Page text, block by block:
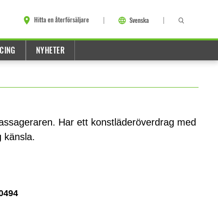
Hitta en återförsäljare Svenska
NYHETER
Har ett konstläderöverdrag med
känsla.